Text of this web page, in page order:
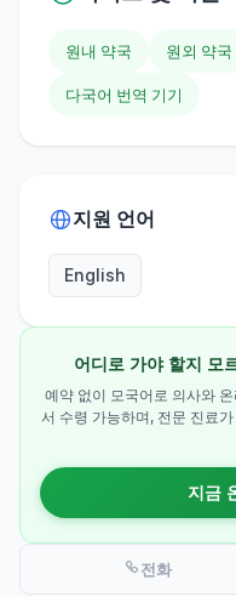
원내 약국 원외 약국
다국어 번역 기기
지원 언어
English
어디로 가야 할지 모
예약 없이 모국어로 의사와
서 수령 가능하며, 전문 진료
지금
전화